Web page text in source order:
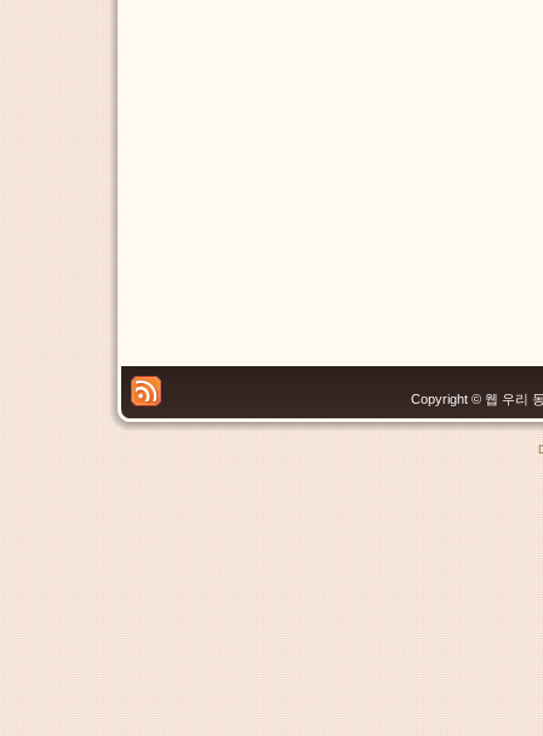
Copyright © 웹 우리